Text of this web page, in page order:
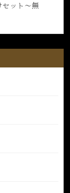
セット〜無